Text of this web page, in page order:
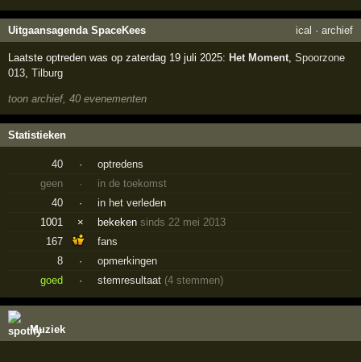
Uitgaansagenda SpaceKees ical · archief
Laatste optreden was op zaterdag 19 juli 2025: Het Moment,Spoorzone
013,Tilburg
toon archief, 40 evenementen
Statistieken
40 ·
optredens
geen
·
in de toekomst
40
·
in het verleden
1001
× bekekensinds 22 mei 2013
167
fans
8
·
opmerkingen
goed
· stemresultaat (4 stemmen)
Muziek